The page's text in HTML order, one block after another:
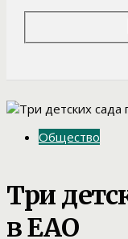
Общество
Три
в ЕАО